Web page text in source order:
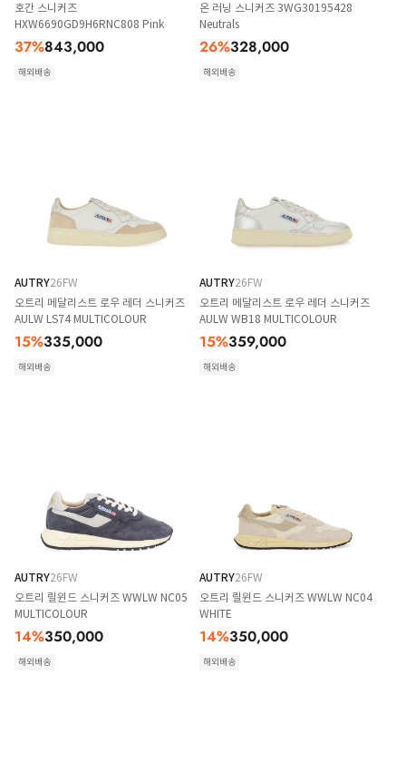
호간 스니커즈
HXW6690GD9H6RNC808 Pink
37%843,000
해외배송
온 러닝 스니커즈 3WG30195428
Neutrals
26%328,000
해외배송
AUTRY26FW
오트리 메달리스트 로우 레더 스니커즈
AULW LS74 MULTICOLOUR
15%335,000
해외배송
AUTRY26FW
오트리 메달리스트 로우 레더 스니커즈
AULW WB18 MULTICOLOUR
15%359,000
해외배송
AUTRY26FW
오트리 릴윈드 스니커즈 WWLW NC05
MULTICOLOUR
14%350,000
해외배송
AUTRY26FW
오트리 릴윈드 스니커즈 WWLW NC04
WHITE
14%350,000
해외배송